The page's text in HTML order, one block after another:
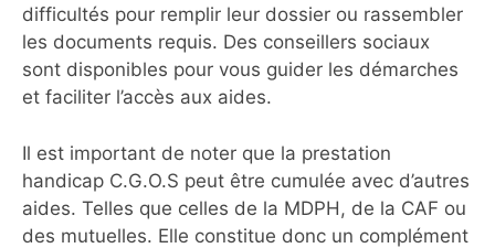
difficultés pour remplir leur dossier ou rassembler
les documents requis. Des conseillers sociaux
sont disponibles pour vous guider les démarches
et faciliter l’accès aux aides.
Il est important de noter que la prestation
handicap C.G.O.S peut être cumulée avec d’autres
aides. Telles que celles de la MDPH, de la CAF ou
des mutuelles. Elle constitue donc un complément